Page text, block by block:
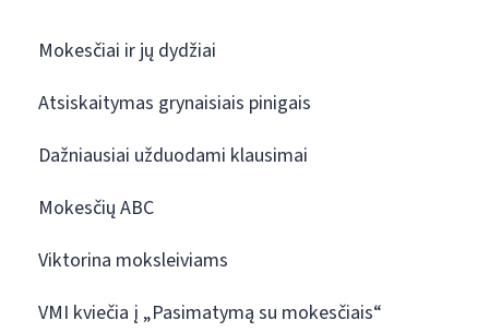
Mokesčiai ir jų dydžiai
Atsiskaitymas grynaisiais pinigais
Dažniausiai užduodami klausimai
Mokesčių ABC
Viktorina moksleiviams
VMI kviečia į „Pasimatymą su mokesčiais“